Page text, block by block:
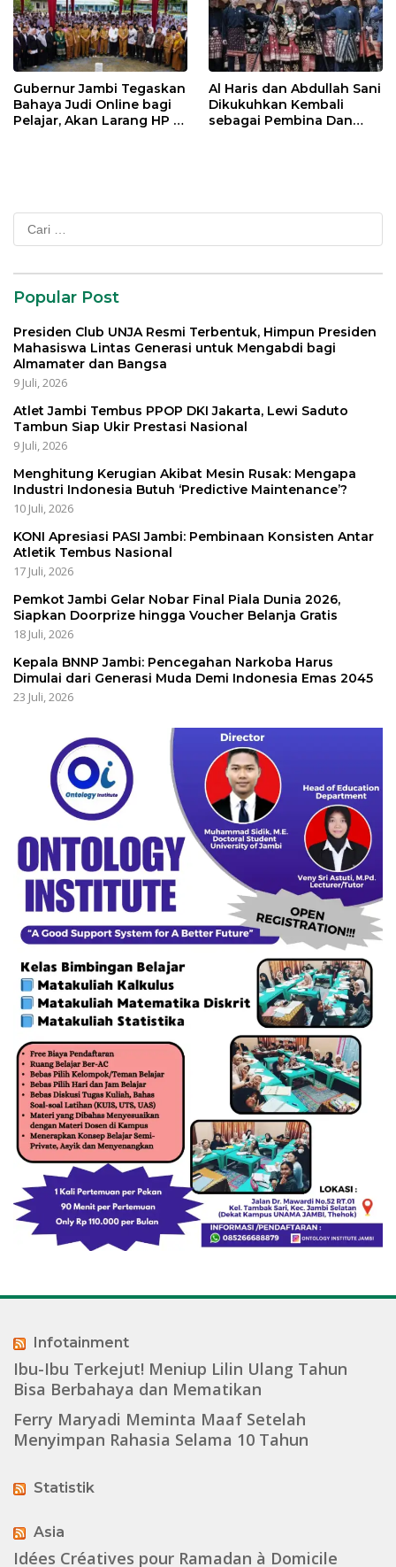
Gubernur Jambi Tegaskan
Bahaya Judi Online bagi
Pelajar, Akan Larang HP di
Al Haris dan Abdullah Sani
Dikukuhkan Kembali
sebagai Pembina Dan
Cari
untuk:
Popular Post
Presiden Club UNJA Resmi Terbentuk, Himpun Presiden
Mahasiswa Lintas Generasi untuk Mengabdi bagi
Almamater dan Bangsa
9 Juli, 2026
Atlet Jambi Tembus PPOP DKI Jakarta, Lewi Saduto
Tambun Siap Ukir Prestasi Nasional
9 Juli, 2026
Menghitung Kerugian Akibat Mesin Rusak: Mengapa
Industri Indonesia Butuh ‘Predictive Maintenance’?
10 Juli, 2026
KONI Apresiasi PASI Jambi: Pembinaan Konsisten Antar
Atletik Tembus Nasional
17 Juli, 2026
Pemkot Jambi Gelar Nobar Final Piala Dunia 2026,
Siapkan Doorprize hingga Voucher Belanja Gratis
18 Juli, 2026
Kepala BNNP Jambi: Pencegahan Narkoba Harus
Dimulai dari Generasi Muda Demi Indonesia Emas 2045
23 Juli, 2026
Infotainment
Ibu-Ibu Terkejut! Meniup Lilin Ulang Tahun
Bisa Berbahaya dan Mematikan
Ferry Maryadi Meminta Maaf Setelah
Menyimpan Rahasia Selama 10 Tahun
Statistik
Asia
Idées Créatives pour Ramadan à Domicile